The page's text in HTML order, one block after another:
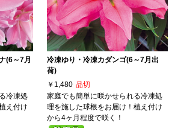
(6～7月
冷凍処
え付け
冷凍ゆり・冷凍カダンゴ(6～7月出
荷)
￥1,480 品切
家庭でも簡単に咲かせられる冷凍処
理を施した球根をお届け！植え付け
から4ヶ月程度で咲く！